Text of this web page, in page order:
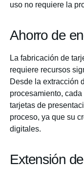
uso no requiere la
Ahorro de
La fabricación de
requiere recursos
Desde la extracción
procesamiento,
tarjetas de
proceso, ya que su
digitales.
Extensión